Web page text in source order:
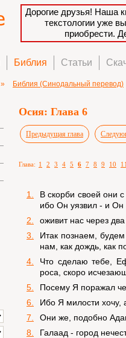
Дорогие друзья! Наша
текстологии уже
приобрести.
Библия Статьи
» Библия (Синодальный перевод)
Осия: Глава 6
Предыдущая глава
Глава: 1 2 3 4 5 6 7 8 9 10
1.
В скорби своей они
ибо Он уязвил - и Он
2.
оживит нас через
3.
Итак познаем,
нам, как дождь, как
4.
Что сделаю тебе,
роса, скоро
5.
Посему Я поражал
6.
Ибо Я милости хочу,
7.
Они же, подобно
8.
Галаад - город